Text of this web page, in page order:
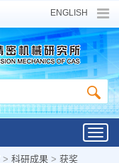
ENGLISH
> 科研成果 > 获奖